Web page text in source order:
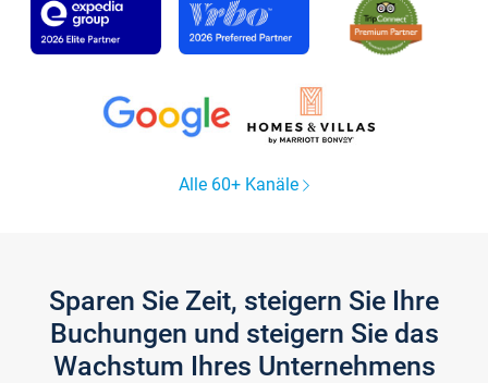
Alle 60+ Kanäle
Sparen Sie Zeit, steigern Sie Ihre
Buchungen und steigern Sie das
Wachstum Ihres Unternehmens